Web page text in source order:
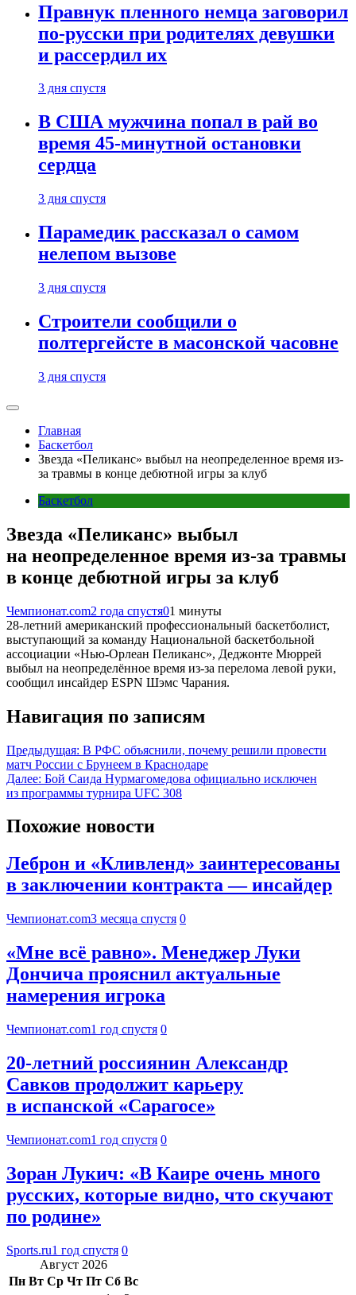
Правнук пленного немца заговорил
по-русски при родителях девушки
и рассердил их
3 дня спустя
В США мужчина попал в рай во
время 45-минутной остановки
сердца
3 дня спустя
Парамедик рассказал о самом
нелепом вызове
3 дня спустя
Строители сообщили о
полтергейсте в масонской часовне
3 дня спустя
Главная
Баскетбол
Звезда «Пеликанс» выбыл на неопределенное время из-
за травмы в конце дебютной игры за клуб
Баскетбол
Звезда «Пеликанс» выбыл
на неопределенное время из-за травмы
в конце дебютной игры за клуб
Чемпионат.com2 года спустя01 минуты
28-летний американский профессиональный баскетболист,
выступающий за команду Национальной баскетбольной
ассоциации «Нью-Орлеан Пеликанс», Деджонте Мюррей
выбыл на неопределённое время из-за перелома левой руки,
сообщил инсайдер ESPN Шэмс Чарания.
Навигация по записям
Предыдущая: В РФС объяснили, почему решили провести
матч России с Брунеем в Краснодаре
Далее: Бой Саида Нурмагомедова официально исключен
из программы турнира UFC 308
Похожие новости
Леброн и «Кливленд» заинтересованы
в заключении контракта — инсайдер
Чемпионат.com3 месяца спустя 0
«Мне всё равно». Менеджер Луки
Дончича прояснил актуальные
намерения игрока
Чемпионат.com1 год спустя 0
20-летний россиянин Александр
Савков продолжит карьеру
в испанской «Сарагосе»
Чемпионат.com1 год спустя 0
Зоран Лукич: «В Каире очень много
русских, которые видно, что скучают
по родине»
Sports.ru1 год спустя 0
Август 2026
Пн Вт Ср Чт Пт Сб Вс